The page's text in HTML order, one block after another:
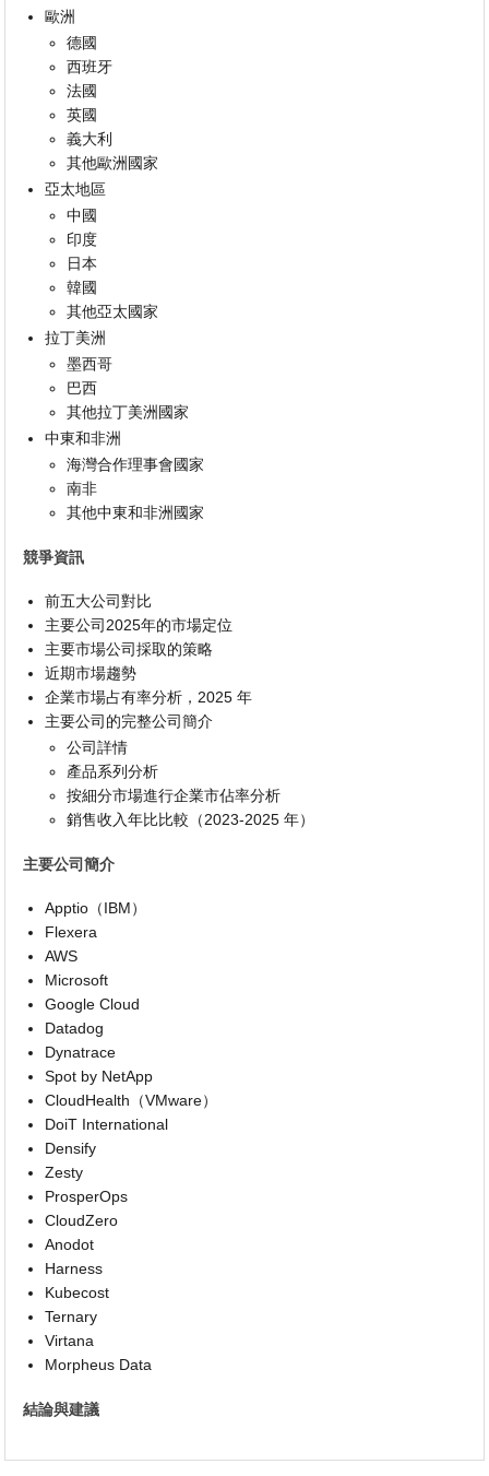
歐洲
德國
西班牙
法國
英國
義大利
其他歐洲國家
亞太地區
中國
印度
日本
韓國
其他亞太國家
拉丁美洲
墨西哥
巴西
其他拉丁美洲國家
中東和非洲
海灣合作理事會國家
南非
其他中東和非洲國家
競爭資訊
前五大公司對比
主要公司2025年的市場定位
主要市場公司採取的策略
近期市場趨勢
企業市場占有率分析，2025 年
主要公司的完整公司簡介
公司詳情
產品系列分析
按細分市場進行企業市佔率分析
銷售收入年比比較（2023-2025 年）
主要公司簡介
Apptio（IBM）
Flexera
AWS
Microsoft
Google Cloud
Datadog
Dynatrace
Spot by NetApp
CloudHealth（VMware）
DoiT International
Densify
Zesty
ProsperOps
CloudZero
Anodot
Harness
Kubecost
Ternary
Virtana
Morpheus Data
結論與建議